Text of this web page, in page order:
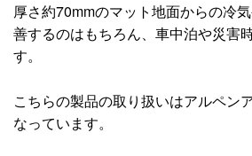
厚さ約70mmのマット地面からの冷
善するのはもちろん、車中泊や災害
す。
こちらの製品の取り扱いはアルペン
なっています。